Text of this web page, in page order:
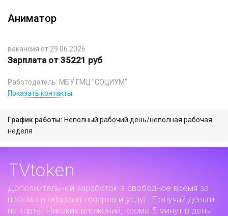
Аниматор
вакансия от 29.06.2026
Зарплата от 35221 руб
Работодатель: МБУ ГМЦ "СОЦИУМ"
Показать контакты
График работы: Неполный рабочий день/неполная рабочая
неделя
TVtoken
Дополнительный заработок в свободное время за
просмотр обзоров товаров и услуг. Получай деньги
на карту! Никаких вложений, кроме 5 минут в день